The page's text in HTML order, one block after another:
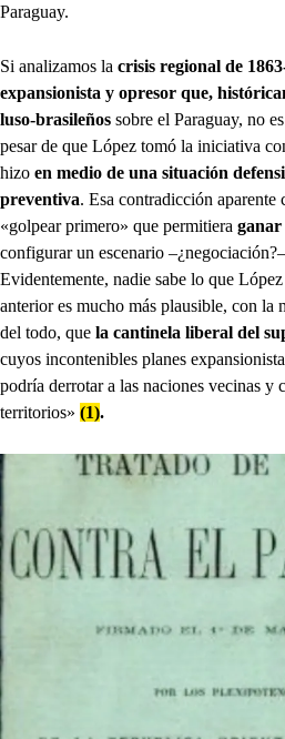
Paraguay.
Si analizamos la crisis regional de
expansionista y opresor que,
luso-brasileños sobre el Paraguay, no
pesar de que López tomó la iniciativa
hizo en medio de una situación
preventiva. Esa contradicción aparente
«golpear primero» que permitiera
configurar un escenario
Evidentemente, nadie sabe lo que
anterior es mucho más plausible, con la
del todo, que la cantinela liberal del
cuyos incontenibles planes
podría derrotar a las naciones vecinas y
territorios» (1).